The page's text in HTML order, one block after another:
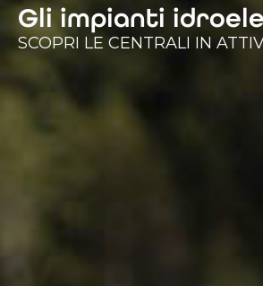
Gli impianti
SCOPRI LE CENTRALI IN